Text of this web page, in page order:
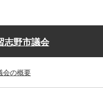
志野市議会
会の概要